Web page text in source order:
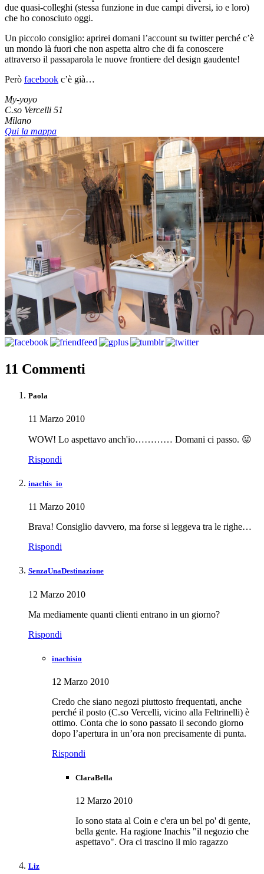
due quasi-colleghi (stessa funzione in due campi diversi, io e loro)
che ho conosciuto oggi.
Un piccolo consiglio: aprirei domani l’account su twitter perché c’è
un mondo là fuori che non aspetta altro che di fa conoscere
attraverso il passaparola le nuove frontiere del design gaudente!
Però facebook c’è già…
My-yoyo
C.so Vercelli 51
Milano
Qui la mappa
11 Commenti
Paola
11 Marzo 2010
WOW! Lo aspettavo anch'io………… Domani ci passo. 😛
Rispondi
inachis_io
11 Marzo 2010
Brava! Consiglio davvero, ma forse si leggeva tra le righe…
Rispondi
SenzaUnaDestinazione
12 Marzo 2010
Ma mediamente quanti clienti entrano in un giorno?
Rispondi
inachisio
12 Marzo 2010
Credo che siano negozi piuttosto frequentati, anche
perché il posto (C.so Vercelli, vicino alla Feltrinelli) è
ottimo. Conta che io sono passato il secondo giorno
dopo l’apertura in un’ora non precisamente di punta.
Rispondi
ClaraBella
12 Marzo 2010
Io sono stata al Coin e c'era un bel po' di gente,
bella gente. Ha ragione Inachis "il negozio che
aspettavo". Ora ci trascino il mio ragazzo
Liz